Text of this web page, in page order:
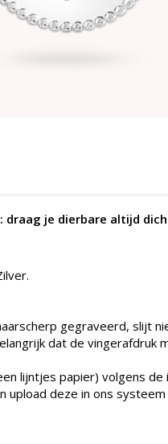
je dierbare altijd
gegraveerd, slijt
dat de vingerafdruk
lijntjes papier) volgens de
upload deze in ons systeem